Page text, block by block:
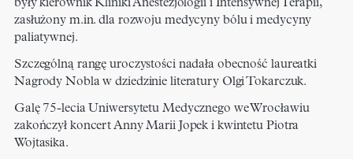
były kierownik Kliniki Anestezjologii i Intensywnej Terapii,
zasłużony m.in. dla rozwoju medycyny bólu i medycyny
paliatywnej.
Szczególną rangę uroczystości nadała obecność laureatki
Nagrody Nobla w dziedzinie literatury Olgi Tokarczuk.
Galę 75-lecia Uniwersytetu Medycznego we Wrocławiu
zakończył koncert Anny Marii Jopek i kwintetu Piotra
Wojtasika.